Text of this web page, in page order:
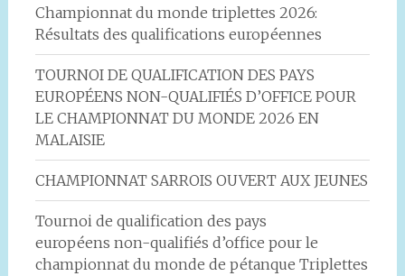
Championnat du monde triplettes 2026:
Résultats des qualifications européennes
TOURNOI DE QUALIFICATION DES PAYS
EUROPÉENS NON-QUALIFIÉS D’OFFICE POUR
LE CHAMPIONNAT DU MONDE 2026 EN
MALAISIE
CHAMPIONNAT SARROIS OUVERT AUX JEUNES
Tournoi de qualification des pays
européens non-qualifiés d’office pour le
championnat du monde de pétanque Triplettes